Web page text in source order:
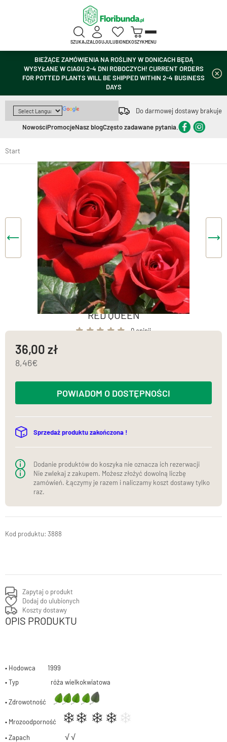
BIEŻĄCE ZAMÓWIENIA NA ROŚLINY W DONICACH BĘDĄ
WYSYŁANE W CIAGU 2-4 DNI ROBOCZYCH! CURRENT ORDERS
FOR POTTED PLANTS WILL BE SHIPPED WITHIN 2-4 BUSINESS
DAYS
Do darmowej dostawy brakuje
NowościPromocjeNasz blogCzęsto zadawane pytania.
SZUKAJZALOGUJULUBIONEKOSZYKMENU
Start
RED QUEEN
0 opinii
3888
Zapytaj o produkt
Dodaj do ulubionych
Koszty dostawy
OPIS PRODUKTU
• Hodowca 1999
• Typ róża wielkokwiatowa
• Zdrowotność
• Mrozoodporność
• Zapach √√
36,00
8,46
POWIADOM O DOSTĘPNOŚCI
Sprzedaż produktu zakończona !
Dodanie produktów do koszyka nie oznacza ich rezerwacji
Nie zwlekaj z zakupem. Możesz złożyć dowolną liczbę
zamówień. Łączymy je razem i naliczamy koszt dostawy tylko
raz.